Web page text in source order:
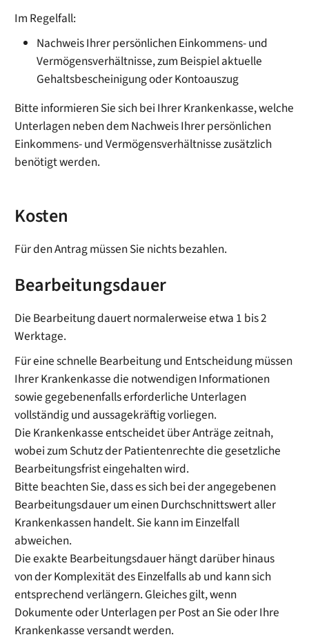
Im Regelfall:
Nachweis Ihrer persönlichen Einkommens- und
Vermögensverhältnisse, zum Beispiel aktuelle
Gehaltsbescheinigung oder Kontoauszug
Bitte informieren Sie sich bei Ihrer Krankenkasse, welche
Unterlagen neben dem Nachweis Ihrer persönlichen
Einkommens- und Vermögensverhältnisse zusätzlich
benötigt werden.
Kosten
Für den Antrag müssen Sie nichts bezahlen.
Bearbeitungsdauer
Die Bearbeitung dauert normalerweise etwa 1 bis 2
Werktage.
Für eine schnelle Bearbeitung und Entscheidung müssen
Ihrer Krankenkasse die notwendigen Informationen
sowie gegebenenfalls erforderliche Unterlagen
vollständig und aussagekräftig vorliegen.
Die Krankenkasse entscheidet über Anträge zeitnah,
wobei zum Schutz der Patientenrechte die gesetzliche
Bearbeitungsfrist eingehalten wird.
Bitte beachten Sie, dass es sich bei der angegebenen
Bearbeitungsdauer um einen Durchschnittswert aller
Krankenkassen handelt. Sie kann im Einzelfall
abweichen.
Die exakte Bearbeitungsdauer hängt darüber hinaus
von der Komplexität des Einzelfalls ab und kann sich
entsprechend verlängern. Gleiches gilt, wenn
Dokumente oder Unterlagen per Post an Sie oder Ihre
Krankenkasse versandt werden.